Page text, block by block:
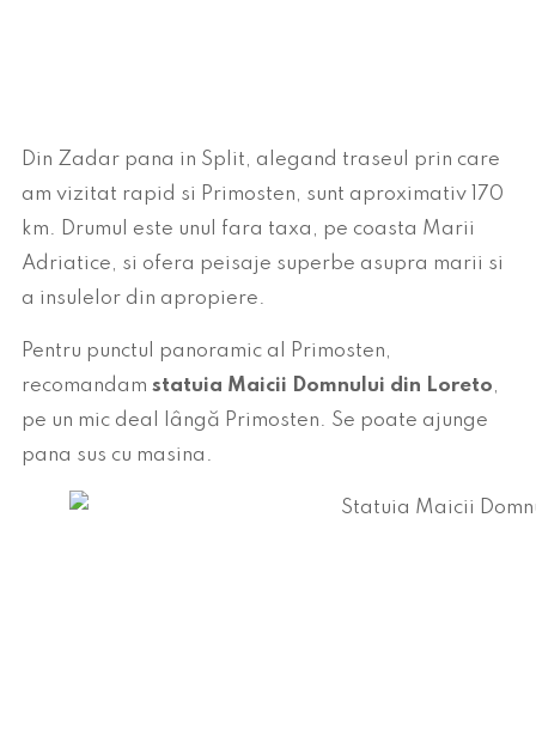
Din Zadar pana in Split, alegand traseul prin care
am vizitat rapid si Primosten, sunt aproximativ 170
km. Drumul este unul fara taxa, pe coasta Marii
Adriatice, si ofera peisaje superbe asupra marii si
a insulelor din apropiere.
Pentru punctul panoramic al Primosten,
recomandam statuia Maicii Domnului din Loreto,
pe un mic deal lângă Primosten. Se poate ajunge
pana sus cu masina.